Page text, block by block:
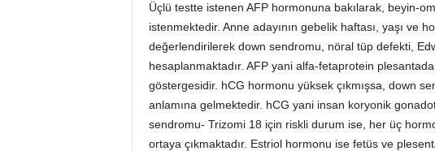
Üçlü testte istenen AFP hormonuna bakılarak, beyin-
istenmektedir. Anne adayının gebelik haftası, yaşı ve
değerlendirilerek down sendromu, nöral tüp defekti,
hesaplanmaktadır. AFP yani alfa-fetaprotein
göstergesidir. hCG hormonu yüksek çıkmışsa, down
anlamına gelmektedir. hCG yani insan koryonik
sendromu- Trizomi 18 için riskli durum ise, her üç
ortaya çıkmaktadır. Estriol hormonu ise fetüs ve